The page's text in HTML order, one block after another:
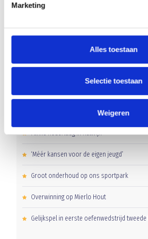
Marketing
Alles toestaan
Selectie toestaan
Weigeren
Flinke nederlaag in Katwijk
‘Méér kansen voor de eigen jeugd’
Groot onderhoud op ons sportpark
Overwinning op Mierlo Hout
Gelijkspel in eerste oefenwedstrijd tweede